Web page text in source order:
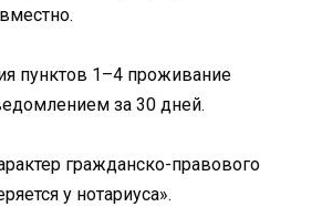
пунктов 1–4 проживание
за 30 дней.
гражданско-правового
у нотариуса».